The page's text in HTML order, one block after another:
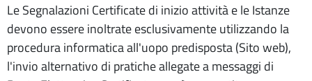
Le Segnalazioni Certificate di inizio attività e le Istanze
devono essere inoltrate esclusivamente utilizzando la
procedura informatica all'uopo predisposta (Sito web),
l'invio alternativo di pratiche allegate a messaggi di